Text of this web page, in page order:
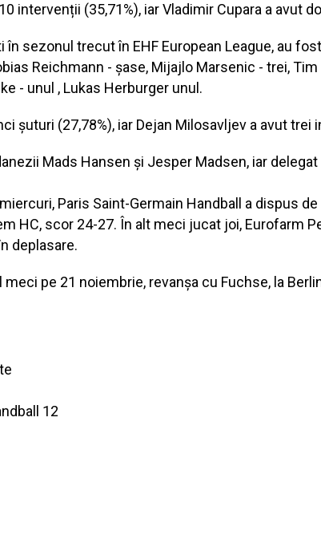
intervenții (35,71%), iar Vladimir Cupara a avut
în sezonul trecut în EHF European League, au
Reichmann - șase, Mijajlo Marsenic - trei,
- unul , Lukas Herburger unul.
șuturi (27,78%), iar Dejan Milosavljev a avut trei
Mads Hansen și Jesper Madsen, iar
Paris Saint-Germain Handball a dispus
HC, scor 24-27. În alt meci jucat joi, Eurofarm
deplasare.
pe 21 noiembrie, revanșa cu Fuchse, la
12